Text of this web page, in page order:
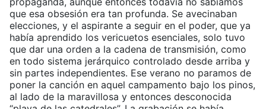
que esa obsesión era tan profunda. Se avecinaban
elecciones, y el aspirante a seguir en el poder, que ya
había aprendido los vericuetos esenciales, solo tuvo
que dar una orden a la cadena de transmisión, como
en todo sistema jerárquico controlado desde arriba y
sin partes independientes. Ese verano no paramos de
poner la canción en aquel campamento bajo los pinos,
al lado de la maravillosa y entonces desconocida